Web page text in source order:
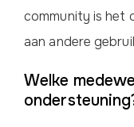
community is het
aan andere
Welke